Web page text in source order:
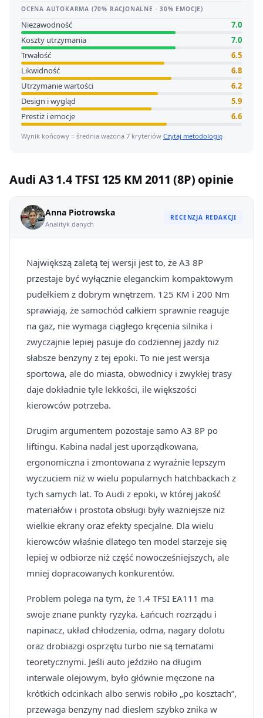
OCENA AUTOKARMA (70% RACJONALNE · 30% EMOCJE)
Niezawodność
7.0
Koszty utrzymania
7.0
Trwałość
6.5
Likwidność
6.8
Utrzymanie wartości
6.2
Design i wygląd
5.9
Prestiż i emocje
6.6
Wynik końcowy = średnia ważona 7 kryteriów Czytaj metodologię
Audi A3 1.4 TFSI 125 KM 2011 (8P) opinie
Anna Piotrowska
Analityk danych
RECENZJA REDAKCJI
Największą zaletą tej wersji jest to, że A3 8P
przestaje być wyłącznie eleganckim kompaktowym
pudełkiem z dobrym wnętrzem. 125 KM i 200 Nm
sprawiają, że samochód całkiem sprawnie reaguje
na gaz, nie wymaga ciągłego kręcenia silnika i
zwyczajnie lepiej pasuje do codziennej jazdy niż
słabsze benzyny z tej epoki. To nie jest wersja
sportowa, ale do miasta, obwodnicy i zwykłej trasy
daje dokładnie tyle lekkości, ile większości
kierowców potrzeba.
Drugim argumentem pozostaje samo A3 8P po
liftingu. Kabina nadal jest uporządkowana,
ergonomiczna i zmontowana z wyraźnie lepszym
wyczuciem niż w wielu popularnych hatchbackach z
tych samych lat. To Audi z epoki, w której jakość
materiałów i prostota obsługi były ważniejsze niż
wielkie ekrany oraz efekty specjalne. Dla wielu
kierowców właśnie dlatego ten model starzeje się
lepiej w odbiorze niż część nowocześniejszych, ale
mniej dopracowanych konkurentów.
Problem polega na tym, że 1.4 TFSI EA111 ma
swoje znane punkty ryzyka. Łańcuch rozrządu i
napinacz, układ chłodzenia, odma, nagary dolotu
oraz drobiazgi osprzętu turbo nie są tematami
teoretycznymi. Jeśli auto jeździło na długim
interwale olejowym, było głównie męczone na
krótkich odcinkach albo serwis robiło „po kosztach”,
przewaga benzyny nad dieslem szybko znika w